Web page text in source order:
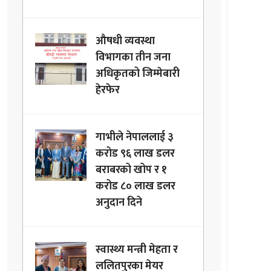
औषधी व्यवस्था
विभागका तीन जना
अधिकृतको जिम्मेबारी
हेरफेर
गाभीले नेपाललाई ३
करोड ९६ लाख डलर
बराबरको खोप र १
करोड ८० लाख डलर
अनुदान दिने
स्वास्थ्य मन्त्री मेहता र
ललितपुरका मेयर